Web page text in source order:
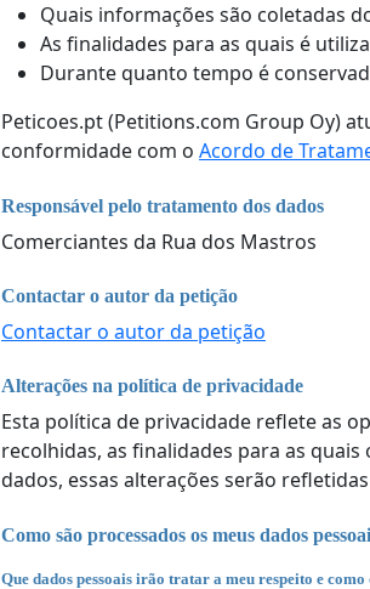
Quais informações são coletadas
As finalidades para as quais é
Durante quanto tempo é
Peticoes.pt (Petitions.com Group Oy)
conformidade com o Acordo de
Responsável pelo tratamento dos dados
Comerciantes da Rua dos Mastros
Contactar o autor da petição
Contactar o autor da petição
Alterações na política de privacidade
Esta política de privacidade reflete as
recolhidas, as finalidades para as
dados, essas alterações serão
Como são processados os meus dados
Que dados pessoais irão tratar a meu respeito e como